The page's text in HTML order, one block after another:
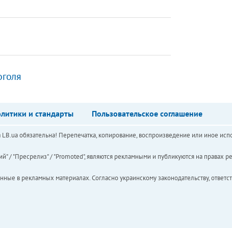
и стандарты Пользовательское соглашение
обязательна! Перепечатка, копирование, воспроизведение или иное
"Пресрелиз" / "Promoted", являются рекламными и публикуются на правах
в рекламных материалах. Согласно украинскому законодательству,